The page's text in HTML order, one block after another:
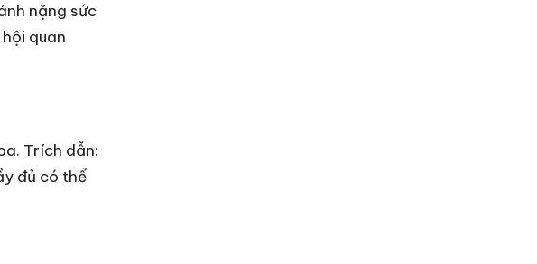
nặng sức
quan
Trích dẫn:
đủ có thể